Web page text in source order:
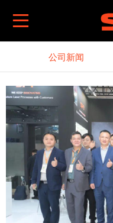

公司新闻